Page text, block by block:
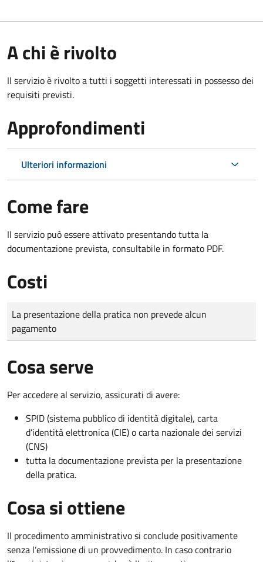
A chi è rivolto
Il servizio è rivolto a tutti i soggetti interessati in possesso dei
requisiti previsti.
Approfondimenti
Ulteriori informazioni
Come fare
Il servizio può essere attivato presentando tutta la
documentazione prevista, consultabile in formato PDF.
Costi
Tipo di pagamento
Importo
La presentazione della pratica non prevede alcun
pagamento
Cosa serve
Per accedere al servizio, assicurati di avere:
SPID (sistema pubblico di identità digitale), carta
d’identità elettronica (CIE) o carta nazionale dei servizi
(CNS)
tutta la documentazione prevista per la presentazione
della pratica.
Cosa si ottiene
Il procedimento amministrativo si conclude positivamente
senza l’emissione di un provvedimento. In caso contrario